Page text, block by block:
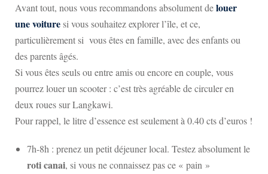
Avant tout, nous vous recommandons absolument delouer
une voituresi vous souhaitez explorer l’île, et ce,
particulièrement si vous êtes en famille, avec des enfants ou
des parents âgés.
Si vous êtes seuls ou entre amis ou encore en couple, vous
pourrez louer un scooter : c’est très agréable de circuler en
deux roues sur Langkawi.
Pour rappel, le litre d’essence est seulement à 0.40 cts d’euros !
7h-8h : prenez un petit déjeuner local. Testez absolument le
roti canai, si vous ne connaissez pas ce « pain »